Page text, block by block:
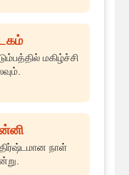
மகிழ்ச்சி
நாள்